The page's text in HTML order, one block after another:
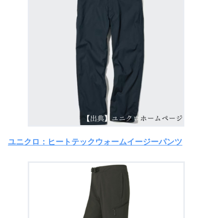
ユニクロ：ヒートテックウォームイージーパンツ